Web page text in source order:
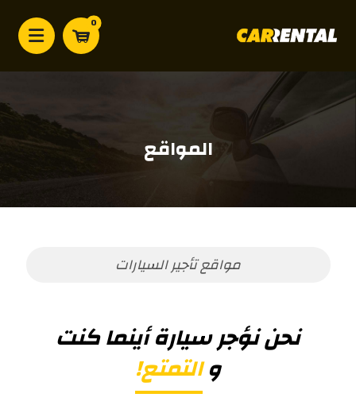
المواقع
مواقع تأجير السيارات
نحن نؤجر سيارة أينما كنت
والتمتع!